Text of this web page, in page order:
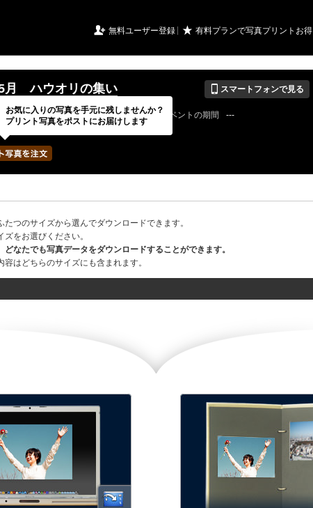
 無料ユーザー登録 ★ 有料プランで写真プリントお得
月 ハウオリの集い 📱 スマートフォンで見る
/ 05 / 21 公開終了日 無期限 イベントの期間
---
さん
写真の枚数 92 / 2000枚
つのサイズから選んでダウンロードできます。
をお選びください。
なたでも写真データをダウンロードすることができます。
はどちらのサイズにも含まれます。
お気に入りの写真を手元に残しませんか？
プリント写真をポストにお届けします